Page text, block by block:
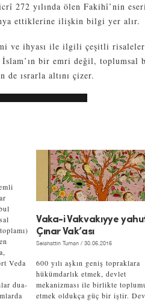
272 yılında ölen Fakihî’nin
ettiklerine ilişkin bilgi yer alır.
ve ihyası ile ilgili çeşitli risaleler
İslam’ın bir emri değil,
de ısrarla altını çizer.
Veda
dua-
Vaka-i Vakvakıyye
Çınar Vak’ası
Selahattin Turhan / 30.06.2016
600 yılı aşkın geniş topraklara
hükümdarlık etmek, devlet
mekanizması ile birlikte
etmek oldukça güç bir iştir.